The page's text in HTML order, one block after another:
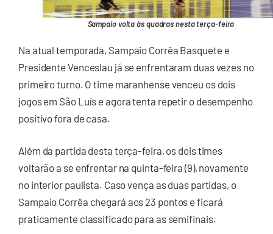
Sampaio volta às quadras nesta terça-feira
Na atual temporada, Sampaio Corrêa Basquete e
Presidente Venceslau já se enfrentaram duas vezes no
primeiro turno. O time maranhense venceu os dois
jogos em São Luís e agora tenta repetir o desempenho
positivo fora de casa.
Além da partida desta terça-feira, os dois times
voltarão a se enfrentar na quinta-feira (9), novamente
no interior paulista. Caso vença as duas partidas, o
Sampaio Corrêa chegará aos 23 pontos e ficará
praticamente classificado para as semifinais.